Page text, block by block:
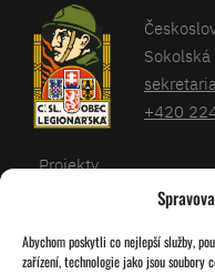
Abychom poskytli co nejlepší služby,
zařízení, technologie jako jsou soubory
+420
Projekty
Kalendář